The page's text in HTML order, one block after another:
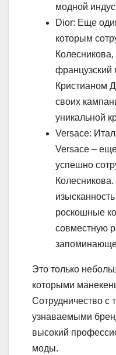
модной
Dior: Еще
которым
Кристианом
своих
уникальной
Versace:
Versace –
успешно
Колесникова.
роскошные
совместную
Это только
которыми
Сотрудничество с
узнаваемыми
высокий
моды.